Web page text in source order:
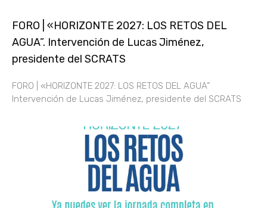
FORO | «HORIZONTE 2027: LOS RETOS DEL
AGUA”. Intervención de Lucas Jiménez,
presidente del SCRATS
FORO | «HORIZONTE 2027: LOS RETOS DEL AGUA”
Intervención de Lucas Jiménez, presidente del SCRATS